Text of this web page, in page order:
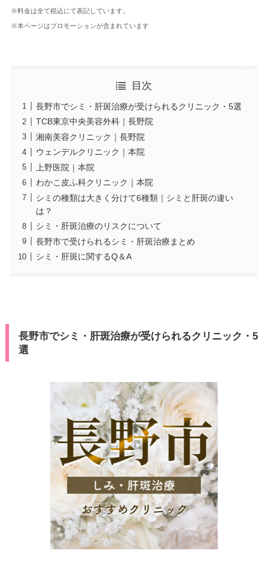
※料金は全て税込にて表記しています。
※本ページはプロモーションが含まれています
目次
長野市でシミ・肝斑治療が受けられるクリニック・5選
TCB東京中央美容外科｜長野院
湘南美容クリニック｜長野院
ウェンデルクリニック｜本院
上野医院｜本院
わかこ皮ふ科クリニック｜本院
シミの種類は大きく分けて6種類｜シミと肝斑の違い
は？
シミ・肝斑治療のリスクについて
長野市で受けられるシミ・肝斑治療まとめ
シミ・肝斑に関するQ＆A
長野市でシミ・肝斑治療が受けられるクリニック・5
選